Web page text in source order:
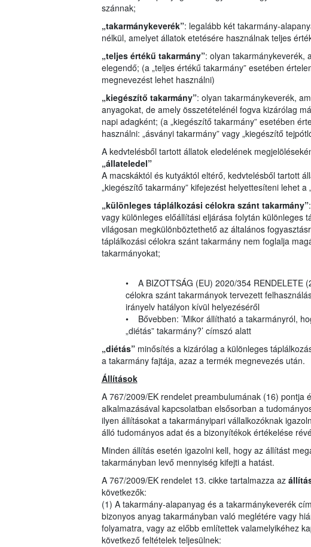
szánnak;
„takarmánykeverék”: legalább két takarmány-
nélkül, amelyet állatok etetésére használnak teljes
„teljes értékű takarmány”: olyan takarmánykeverék,
elegendő; (a „teljes értékű takarmány” esetében
megnevezést lehet használni)
„kiegészítő takarmány”: olyan takarmánykeverék,
anyagokat, de amely összetételénél fogva kizárólag
napi adagként; (a „kiegészítő takarmány” esetében
használni: „ásványi takarmány” vagy „kiegészítő
A kedvtelésből tartott állatok eledelének
„állateledel”
A macskáktól és kutyáktól eltérő, kedvtelésből tartott
„kiegészítő takarmány” kifejezést helyettesíteni lehet a
„különleges táplálkozási célokra szánt takarmány”
vagy különleges előállítási eljárása folytán különleges
világosan megkülönböztethető az általános
táplálkozási célokra szánt takarmány nem foglalja
takarmányokat;
• A BIZOTTSÁG (EU) 2020/354 RENDELETE
célokra szánt takarmányok tervezett
irányelv hatályon kívül helyezéséről
• Bővebben: ’Mikor állítható a takarmányról,
„diétás” takarmány?’ címszó alatt
„diétás”minősítés a kizárólag a különleges
a takarmány fajtája, azaz a termék megnevezés után.
Állítások
A 767/2009/EK rendelet preambulumának (16) pontja
alkalmazásával kapcsolatban elsősorban a
ilyen állításokat a takarmányipari vállalkozóknak
álló tudományos adat és a bizonyítékok értékelése
Minden állítás esetén igazolni kell, hogy az állítást
takarmányban levő mennyiség kifejti a hatást.
A 767/2009/EK rendelet 13. cikke tartalmazza az
következők:
(1) A takarmány-alapanyag és a takarmánykeverék
bizonyos anyag takarmányban való meglétére vagy
folyamatra, vagy az előbb említettek valamelyikéhez
következő feltételek teljesülnek: